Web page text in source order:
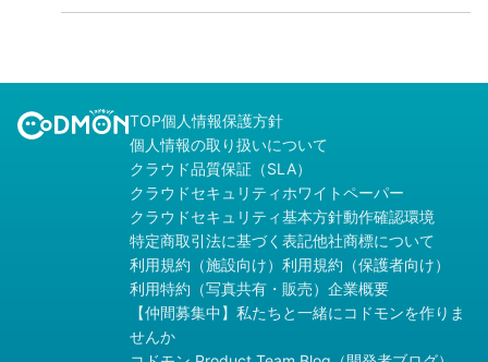
TOP個人情報保護方針
個人情報の取り扱いについて
クラウド品質保証（SLA）
クラウドセキュリティホワイトペーパー
クラウドセキュリティ基本方針動作確認環境
特定商取引法に基づく表記他社商標について
利用規約（施設向け） 利用規約（保護者向け）
利用特約（写真共有・販売） 企業概要
【仲間募集中】私たちと一緒にコドモンを作りま
せんか